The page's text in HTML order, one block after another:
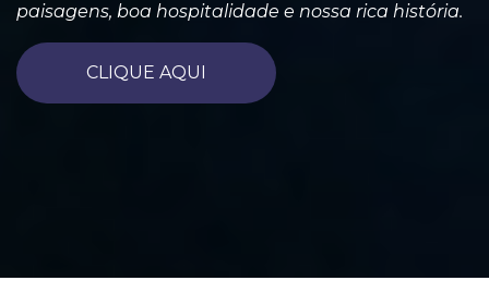
paisagens, boa hospitalidade e nossa rica história.
CLIQUE AQUI